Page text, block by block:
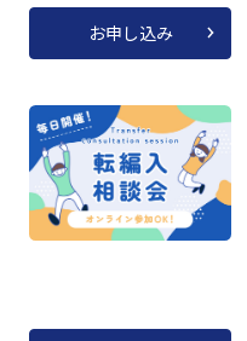
お申し込み